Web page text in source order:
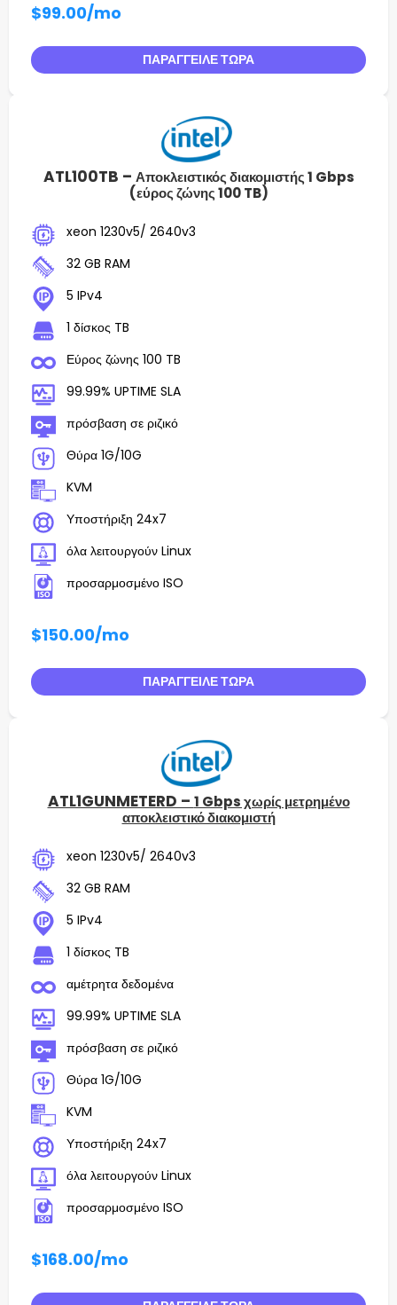
$99.00/mo
ΠΑΡΆΓΓΕΙΛΕ ΤΏΡΑ
ATL100TB – Αποκλειστικός διακομιστής 1 Gbps
(εύρος ζώνης 100 TB)
xeon 1230v5/ 2640v3
32 GB RAM
5 IPv4
1 δίσκος TB
Εύρος ζώνης 100 TB
99.99% UPTIME SLA
πρόσβαση σε ριζικό
Θύρα 1G/10G
KVM
Υποστήριξη 24x7
όλα λειτουργούν Linux
προσαρμοσμένο ISO
$150.00/mo
ΠΑΡΆΓΓΕΙΛΕ ΤΏΡΑ
ATL1GUNMETERD – 1 Gbps χωρίς μετρημένο
αποκλειστικό διακομιστή
xeon 1230v5/ 2640v3
32 GB RAM
5 IPv4
1 δίσκος TB
αμέτρητα δεδομένα
99.99% UPTIME SLA
πρόσβαση σε ριζικό
Θύρα 1G/10G
KVM
Υποστήριξη 24x7
όλα λειτουργούν Linux
προσαρμοσμένο ISO
$168.00/mo